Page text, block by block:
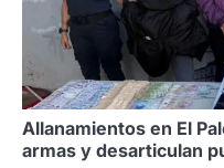
Allanamientos en El
armas y desarticulan